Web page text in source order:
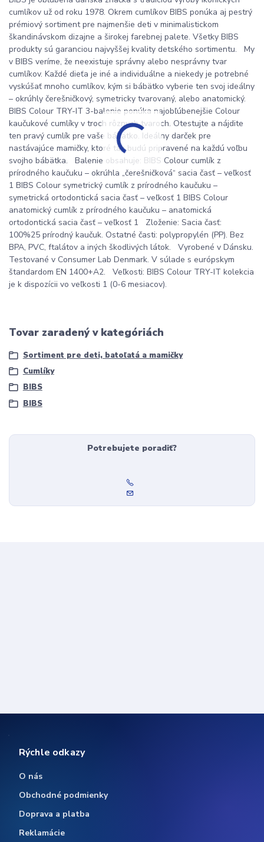
cumlíkov už od roku 1978. Okrem cumlíkov BIBS ponúka aj pestrý
prémiový sortiment pre najmenšie deti v minimalistickom
škandinávskom dizajne a širokej farebnej palete. Všetky BIBS
produkty sú garanciou najvyššej kvality detského sortimentu. My
v BIBS veríme, že neexistuje správny alebo nesprávny tvar
cumlíkov. Každé dieťa je iné a individuálne a niekedy je potrebné
vyskúšať mnoho cumlíkov, kým si bábätko vyberie ten svoj ideálny
– okrúhly čerešničkový, symetricky tvarovaný, alebo anatomický.
BIBS Colour TRY-IT 3-balenie ponúka najobľúbenejšie Colour
kaučukové cumlíky v troch rôznych tvaroch. Otestujte a nájdite
ten pravý cumlík pre vaše bábätko. Ideálny darček pre
nastávajúce mamičky, ktoré tak budú pripravené na každú voľbu
svojho bábätka. Balenie obsahuje: BIBS Colour cumlík z
prírodného kaučuku – okrúhla „čerešničková“ sacia časť – veľkosť
1 BIBS Colour symetrický cumlík z prírodného kaučuku –
symetrická ortodontická sacia časť – veľkosť 1 BIBS Colour
anatomický cumlík z prírodného kaučuku – anatomická
ortodontická sacia časť – veľkosť 1 Zloženie: Sacia časť:
100%25 prírodný kaučuk. Ostatné časti: polypropylén (PP). Bez
BPA, PVC, ftalátov a iných škodlivých látok. Vyrobené v Dánsku.
Testované v Consumer Lab Denmark. V súlade s európskym
štandardom EN 1400+A2. Veľkosti: BIBS Colour TRY-IT kolekcia
je k dispozícii vo veľkosti 1 (0-6 mesiacov).
Tovar zaradený v kategóriách
Sortiment pre deti, batoľatá a mamičky
Cumlíky
BIBS
BIBS
Potrebujete poradiť?
Rýchle odkazy
O nás
Obchodné podmienky
Doprava a platba
Reklamácie